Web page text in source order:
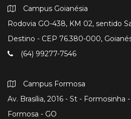
Campus Goianésia
Rodovia GO-438, KM 02, sentido
Destino - CEP 76.380-000,
(64) 99277-7546
Campus Formosa
Av. Brasília, 2016 - St - Formosinha
Formosa - GO